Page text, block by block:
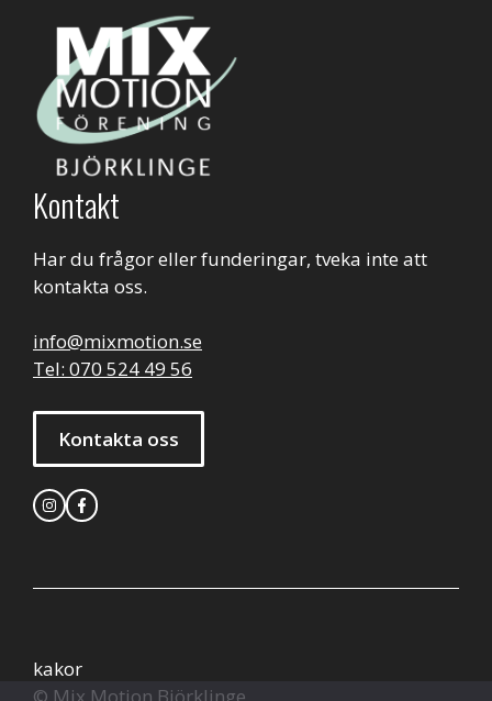
Kontakt
Har du frågor eller funderingar, tveka inte att
kontakta oss.
info@mixmotion.se
Tel: 070 524 49 56
Kontakta oss
© Mix Motion Björklinge
kakor